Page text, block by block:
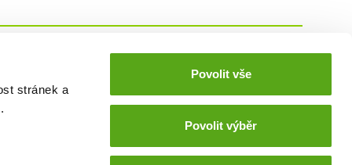
stránek a
.
Povolit vše
Povolit výběr
kariera@benu.cz